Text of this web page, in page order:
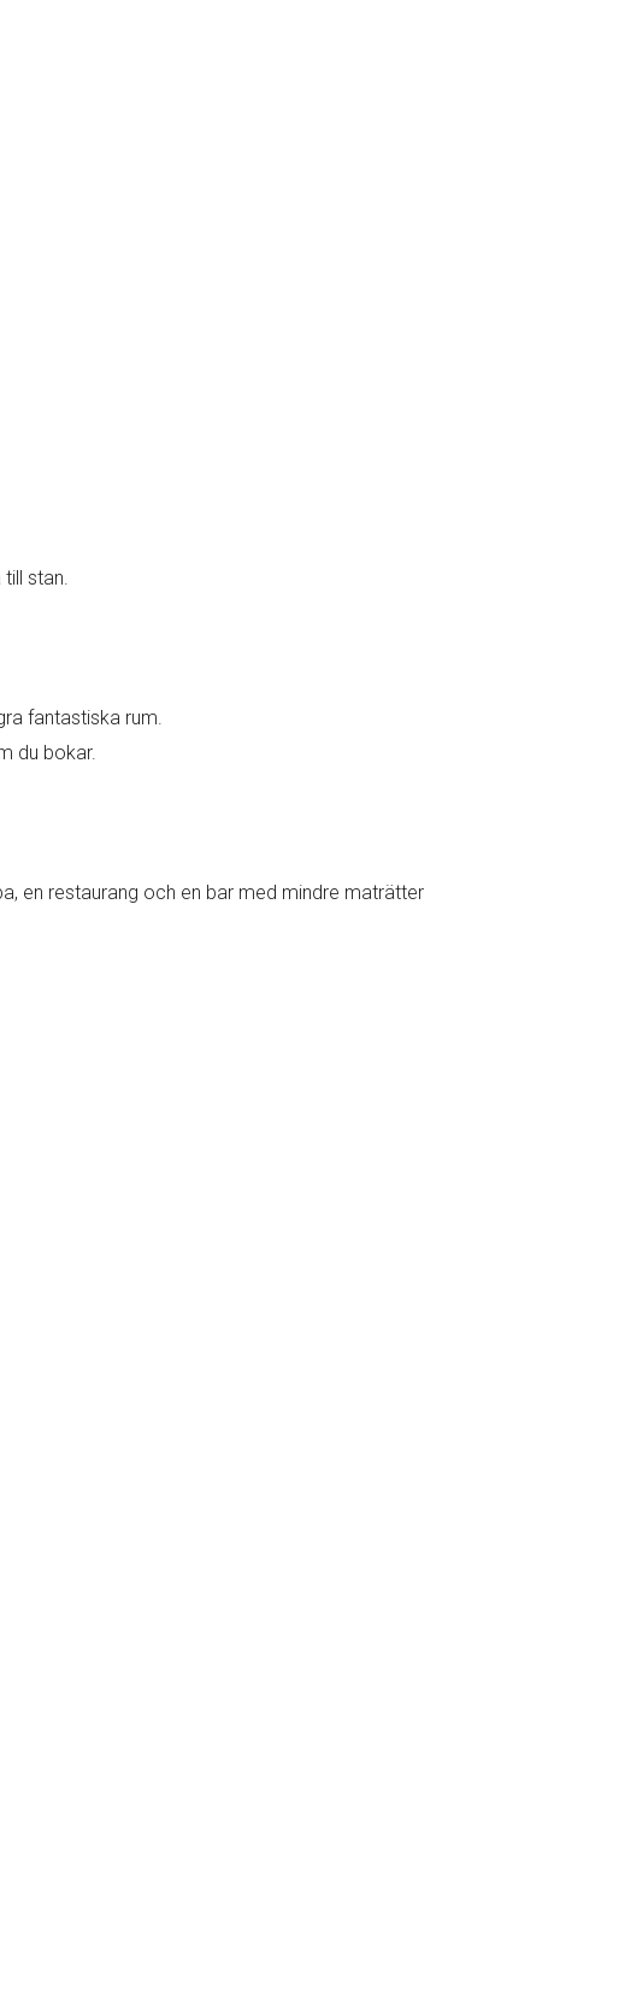
stan.
fantastiska rum.
du bokar.
en restaurang och en bar med mindre maträtter